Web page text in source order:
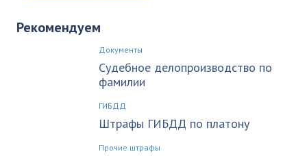
Рекомендуем
Документы
Судебное делопроизводство по
фамилии
ГИБДД
Штрафы ГИБДД по платону
Прочие штрафы